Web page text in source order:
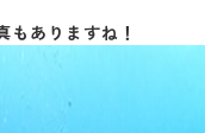
もありますね！